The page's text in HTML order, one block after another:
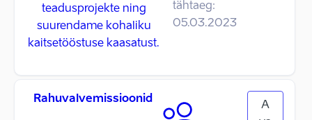
teadusprojekte ning
suurendame kohaliku
kaitsetööstuse kaasatust.
tähtaeg:
05.03.2023
Rahuvalvemissioonid
A